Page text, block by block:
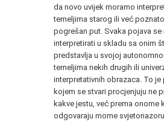
da novo uvijek moramo
temeljima starog ili već
pogrešan put. Svaka pojava se
interpretirati u skladu sa onim
predstavlja u svojoj
temeljima nekih drugih ili
interpretativnih obrazaca. To je
kojem se stvari procjenjuju ne
kakve jestu, već prema onome
odgovaraju mome